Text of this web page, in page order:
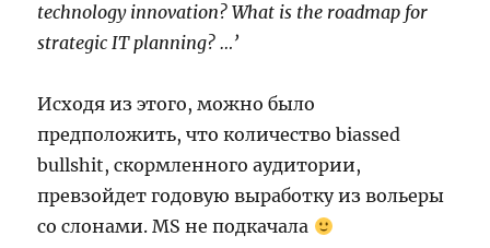
technology innovation? What is the roadmap for
strategic IT planning? …’
Исходя из этого, можно было
предположить, что количество biassed
bullshit, скормленного аудитории,
превзойдет годовую выработку из вольеры
со слонами. MS не подкачала